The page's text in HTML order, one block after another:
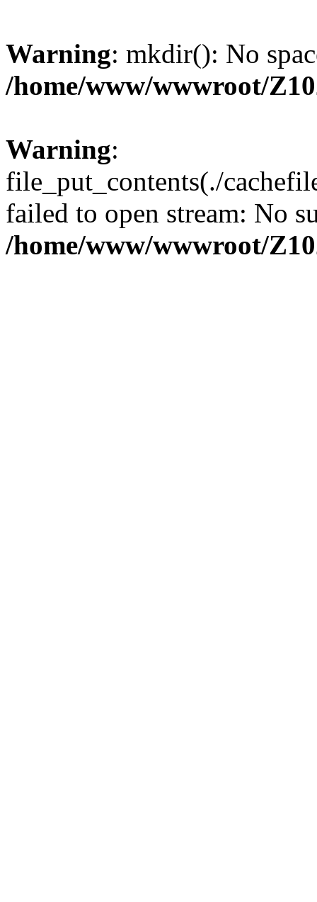
Warning: mkdir(): No
/home/www/wwwroot/
Warning:
file_put_contents(./
failed to open stream: No
/home/www/wwwroot/